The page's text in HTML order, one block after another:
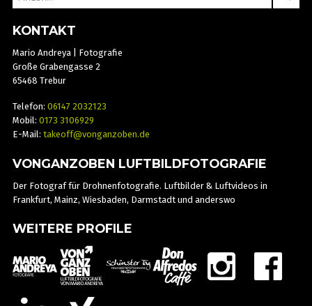
KONTAKT
Mario Andreya | Fotografie
Große Grabengasse 2
65468 Trebur
Telefon: 06147 2032123
Mobil: 0173 3106929
E-Mail: takeoff@vonganzoben.de
VONGANZOBEN LUFTBILDFOTOGRAFIE
Der Fotograf für Drohnenfotografie. Luftbilder & Luftvideos in
Frankfurt, Mainz, Wiesbaden, Darmstadt und anderswo
WEITERE PROFILE